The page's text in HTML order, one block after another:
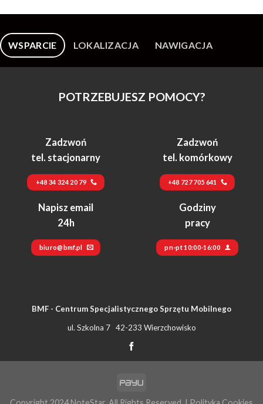
WSPARCIE LOKALIZACJA NAWIGACJA
POTRZEBUJESZ POMOCY?
Zadzwoń
tel. stacjonarny
+48 34 324 20 79
Zadzwoń
tel. komórkowy
+48 727 705 641
Napisz email
24h
biuro@bmf.pl
Godziny
pracy
pn-pt 10:00-16:00
BMF - Centrum Specjalistycznego Sprzętu Mobilnego
ul. Szkolna 7 42-233 Wierzchowisko